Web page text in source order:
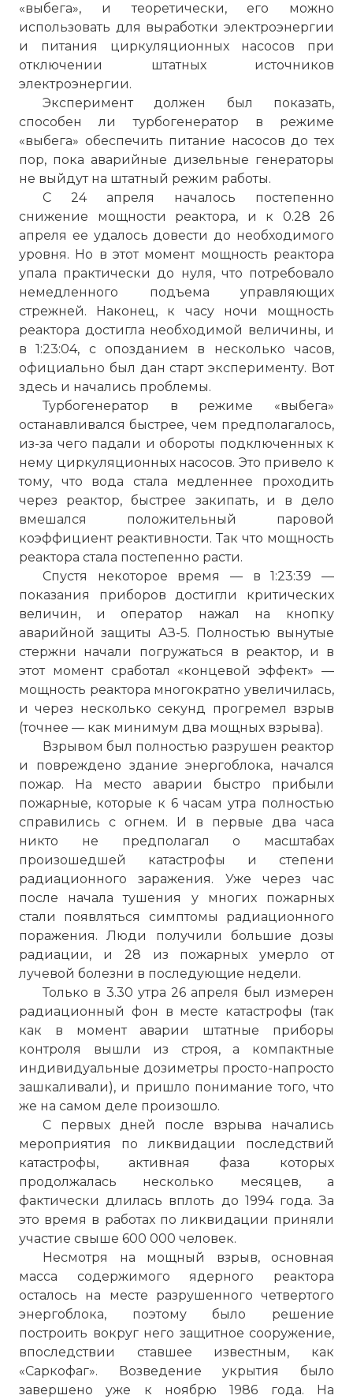
«выбега», и теоретически, его можно
использовать для выработки электроэнергии
и питания циркуляционных насосов при
отключении штатных источников
электроэнергии.
Эксперимент должен был показать,
способен ли турбогенератор в режиме
«выбега» обеспечить питание насосов до тех
пор, пока аварийные дизельные генераторы
не выйдут на штатный режим работы.
С 24 апреля началось постепенно
снижение мощности реактора, и к 0.28 26
апреля ее удалось довести до необходимого
уровня. Но в этот момент мощность реактора
упала практически до нуля, что потребовало
немедленного подъема управляющих
стрежней. Наконец, к часу ночи мощность
реактора достигла необходимой величины, и
в 1:23:04, с опозданием в несколько часов,
официально был дан старт эксперименту. Вот
здесь и начались проблемы.
Турбогенератор в режиме «выбега»
останавливался быстрее, чем предполагалось,
из-за чего падали и обороты подключенных к
нему циркуляционных насосов. Это привело к
тому, что вода стала медленнее проходить
через реактор, быстрее закипать, и в дело
вмешался положительный паровой
коэффициент реактивности. Так что мощность
реактора стала постепенно расти.
Спустя некоторое время — в 1:23:39 —
показания приборов достигли критических
величин, и оператор нажал на кнопку
аварийной защиты АЗ-5. Полностью вынутые
стержни начали погружаться в реактор, и в
этот момент сработал «концевой эффект» —
мощность реактора многократно увеличилась,
и через несколько секунд прогремел взрыв
(точнее — как минимум два мощных взрыва).
Взрывом был полностью разрушен реактор
и повреждено здание энергоблока, начался
пожар. На место аварии быстро прибыли
пожарные, которые к 6 часам утра полностью
справились с огнем. И в первые два часа
никто не предполагал о масштабах
произошедшей катастрофы и степени
радиационного заражения. Уже через час
после начала тушения у многих пожарных
стали появляться симптомы радиационного
поражения. Люди получили большие дозы
радиации, и 28 из пожарных умерло от
лучевой болезни в последующие недели.
Только в 3.30 утра 26 апреля был измерен
радиационный фон в месте катастрофы (так
как в момент аварии штатные приборы
контроля вышли из строя, а компактные
индивидуальные дозиметры просто-напросто
зашкаливали), и пришло понимание того, что
же на самом деле произошло.
С первых дней после взрыва начались
мероприятия по ликвидации последствий
катастрофы, активная фаза которых
продолжалась несколько месяцев, а
фактически длилась вплоть до 1994 года. За
это время в работах по ликвидации приняли
участие свыше 600 000 человек.
Несмотря на мощный взрыв, основная
масса содержимого ядерного реактора
осталось на месте разрушенного четвертого
энергоблока, поэтому было решение
построить вокруг него защитное сооружение,
впоследствии ставшее известным, как
«Саркофаг». Возведение укрытия было
завершено уже к ноябрю 1986 года. На